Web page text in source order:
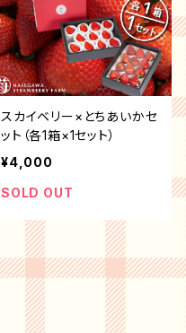
スカイベリー×とちあいかセ
ット（各1箱×1セット）
¥4,000
SOLD OUT